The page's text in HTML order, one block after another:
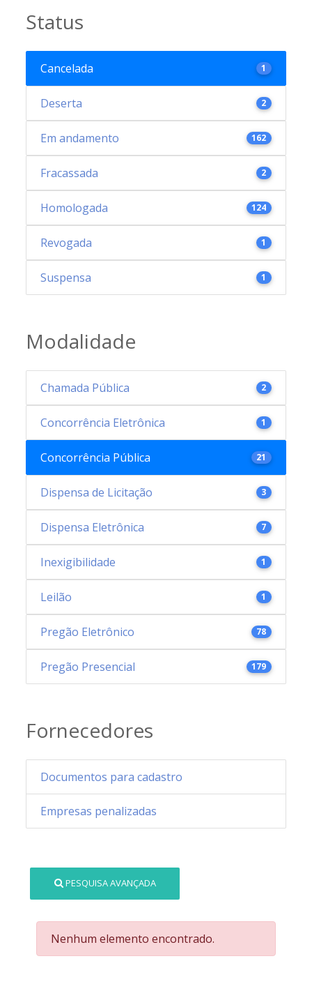
Status
Cancelada 1
Deserta 2
Em andamento 162
Fracassada 2
Homologada 124
Revogada 1
Suspensa 1
Modalidade
Chamada Pública 2
Concorrência Eletrônica 1
Concorrência Pública 21
Dispensa de Licitação 3
Dispensa Eletrônica 7
Inexigibilidade 1
Leilão 1
Pregão Eletrônico 78
Pregão Presencial 179
Fornecedores
Documentos para cadastro
Empresas penalizadas
PESQUISA AVANÇADA
Nenhum elemento encontrado.